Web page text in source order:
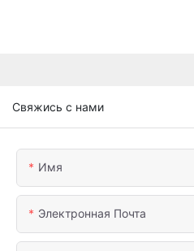
Свяжись с нами
Имя
Электронная Почта